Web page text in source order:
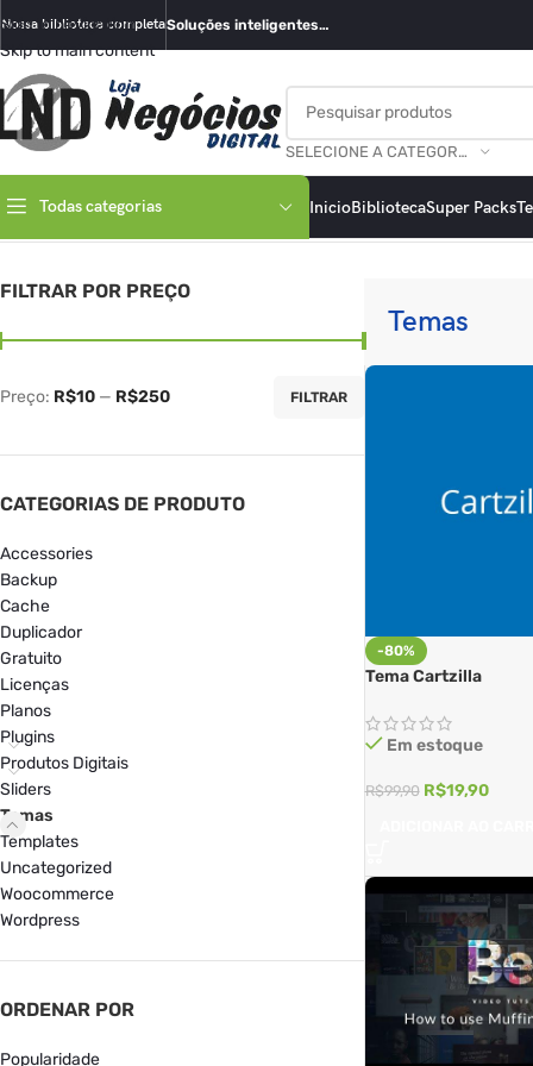
Skip to navigation
Skip to main content
Nossa biblioteca completaSoluções inteligentes…
SELECIONE A CATEGORIA
Todas categorias InicioBibliotecaSuper Packs
FILTRAR POR PREÇO
FILTRAR
Preço: R$10 — R$250
CATEGORIAS DE PRODUTO
Accessories
Backup
Cache
Duplicador
Gratuito
Licenças
Planos
Plugins
Produtos Digitais
Sliders
Temas
Templates
Uncategorized
Woocommerce
Wordpress
ORDENAR POR
Popularidade
Temas
-80%
Tema Cartzilla
Em estoque
R$99,90 R$19,90